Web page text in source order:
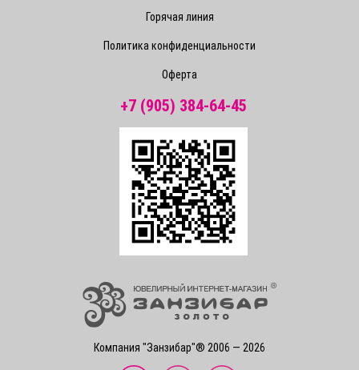
Компания "Занзибар"® 2006 — 2026
Горячая линия
Политика конфиденциальности
Оферта
+7 (905) 384-64-45